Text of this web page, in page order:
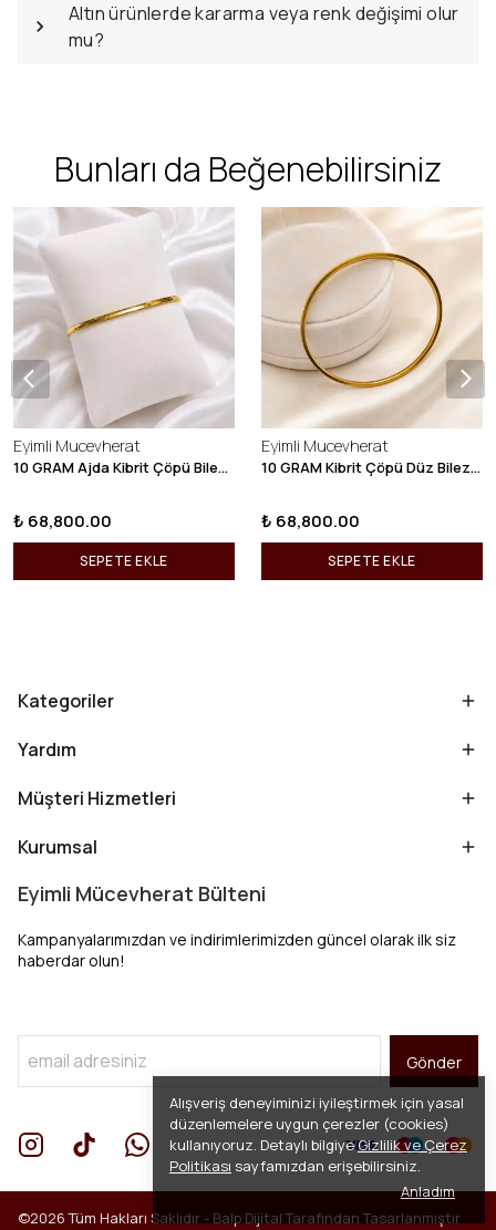
Alışveriş deneyiminizi iyileştirmek için yasal
düzenlemelere uygun çerezler (cookies)
kullanıyoruz. Detaylı bilgiyeGizlilik ve Çerez
Politikası sayfamızdan erişebilirsiniz.
Anladım
Altın ürünlerde kararma veya renk değişimi olur
mu?
Bunları da Beğenebilirsiniz
Eyimli Mucevherat
10 GRAM Ajda Kibrit Çöpü Bilezik 22 Ayar 22BLZ003
₺ 68,800.00
SEPETE EKLE
Eyimli Mucevherat
10 GRAM Kibrit Çöpü Düz Bilezik 22 Ayar 22BLZ001
₺ 68,800.00
SEPETE EKLE
Kategoriler
Yardım
Müşteri Hizmetleri
Kurumsal
Eyimli Mücevherat Bülteni
Kampanyalarımızdan ve indirimlerimizden güncel olarak ilk siz
haberdar olun!
Gönder
©2026 Tüm Hakları Saklıdır - Balp Dijital Tarafından Tasarlanmıştır